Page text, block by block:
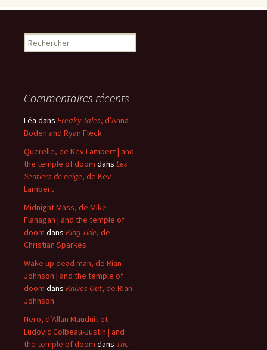
Rechercher :
Commentaires récents
Léa dans Freaky Tales, d’Anna
Boden and Ryan Fleck
Querelle, de Kev Lambert | and
the temple of doom dans Les
Sentiers de neige, de Kev
Lambert
Midnight Mass, de Mike
Flanagan | and the temple of
doom dans King Tide, de
Christian Sparkes
Wake up dead man, de Rian
Johnson | and the temple of
doom dans Knives Out, de Rian
Johnson
Nero, d’Allan Mauduit et
Ludovic Colbeau-Justin | and
the temple of doom dans The